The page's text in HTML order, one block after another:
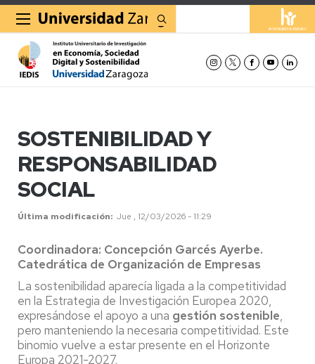
SOSTENIBILIDAD Y
RESPONSABILIDAD
SOCIAL
Última modificación Jue , 12/03/2026 - 11:29
Coordinadora: Concepción Garcés Ayerbe.
Catedrática de Organización de Empresas
La sostenibilidad aparecía ligada a la competitividad
en la Estrategia de Investigación Europea 2020,
expresándose el apoyo a una gestión sostenible,
pero manteniendo la necesaria competitividad. Este
binomio vuelve a estar presente en el Horizonte
Europa 2021-2027.